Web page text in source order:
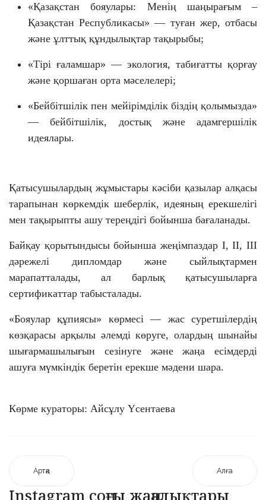
«Қазақстан бояулары: Менің шаңырағым –
Қазақстан Республикасы» — туған жер, отбасы
және ұлттық құндылықтар тақырыбы;
«Тірі ғаламшар» — экология, табиғатты қорғау
және қоршаған орта мәселелері;
«Бейбітшілік пен мейірімділік біздің қолымызда»
— бейбітшілік, достық және адамгершілік
идеялары.
Қатысушылардың жұмыстары кәсіби қазылар алқасы
тарапынан көркемдік шеберлік, идеяның ерекшелігі
мен тақырыпты ашу тереңдігі бойынша бағаланады.
Байқау қорытындысы бойынша жеңімпаздар I, II, III
дәрежелі дипломдар және сыйлықтармен
марапатталады, ал барлық қатысушыларға
сертификаттар табысталады.
«Бояулар құпиясы» көрмесі — жас суретшілердің
көзқарасы арқылы әлемді көруге, олардың шынайы
шығармашылығын сезінуге және жаңа есімдерді
ашуға мүмкіндік беретін ерекше мәдени шара.
Көрме кураторы: Айсұлу Үсентаева
Артқа Алға
Instagram соңғы жаңалықтары